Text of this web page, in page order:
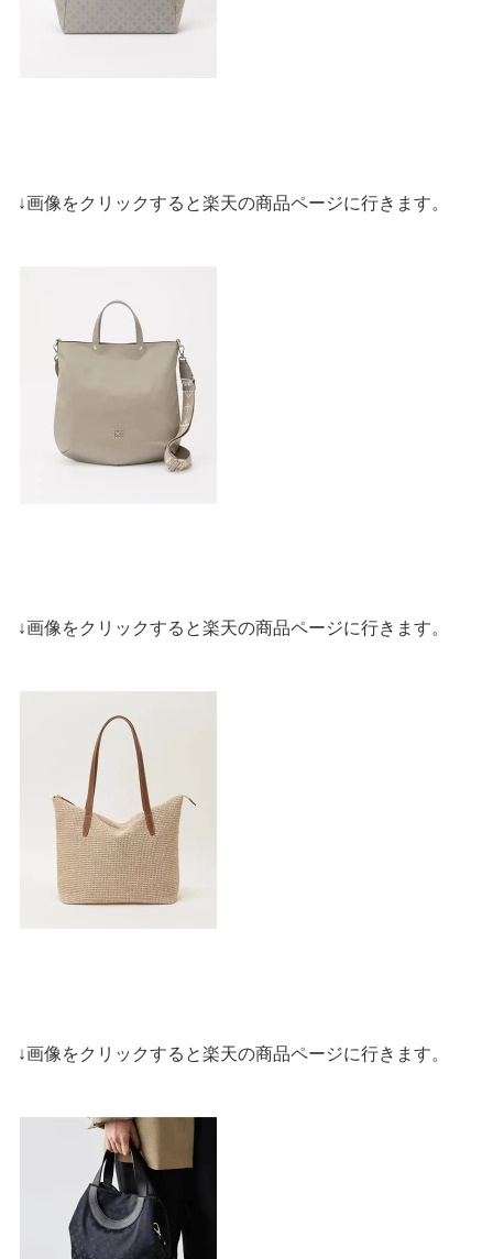
↓画像をクリックすると楽天の商品ページに行きます。
↓画像をクリックすると楽天の商品ページに行きます。
↓画像をクリックすると楽天の商品ページに行きます。